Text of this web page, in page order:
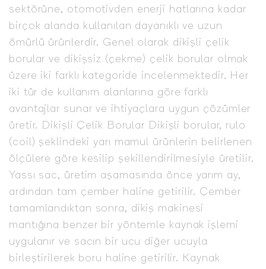
sektörüne, otomotivden enerji hatlarına kadar
birçok alanda kullanılan dayanıklı ve uzun
ömürlü ürünlerdir. Genel olarak dikişli çelik
borular ve dikişsiz (çekme) çelik borular olmak
üzere iki farklı kategoride incelenmektedir. Her
iki tür de kullanım alanlarına göre farklı
avantajlar sunar ve ihtiyaçlara uygun çözümler
üretir. Dikişli Çelik Borular Dikişli borular, rulo
(coil) şeklindeki yarı mamul ürünlerin belirlenen
ölçülere göre kesilip şekillendirilmesiyle üretilir.
Yassı sac, üretim aşamasında önce yarım ay,
ardından tam çember haline getirilir. Çember
tamamlandıktan sonra, dikiş makinesi
mantığına benzer bir yöntemle kaynak işlemi
uygulanır ve sacın bir ucu diğer ucuyla
birleştirilerek boru haline getirilir. Kaynak